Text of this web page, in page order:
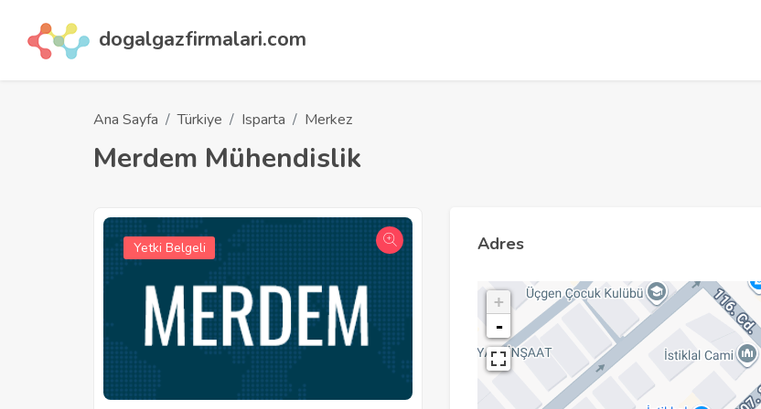
dogalgazfirmalari.com
Ana Sayfa Türkiye Isparta Merkez
Merdem Mühendislik
Yetki Belgeli Adres
+
-